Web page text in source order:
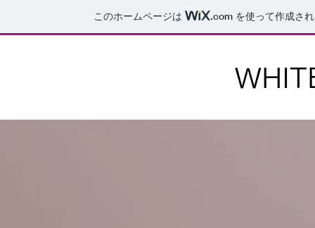
このホームページは .com を使って作成さ